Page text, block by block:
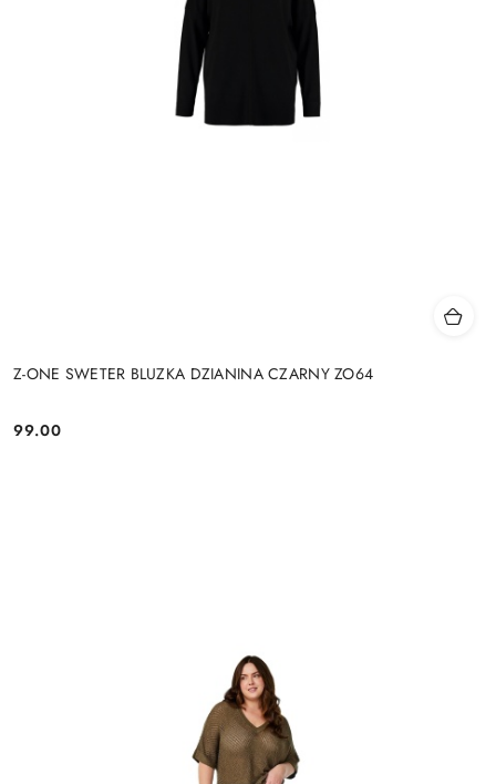
Z-ONE SWETER BLUZKA DZIANINA CZARNY ZO64
Cena:
99.00